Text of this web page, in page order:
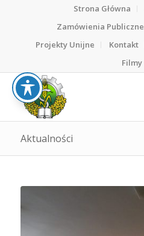
Strona Główna
Zamówienia Publiczne
Projekty Unijne
Kontakt
Filmy
Aktualności